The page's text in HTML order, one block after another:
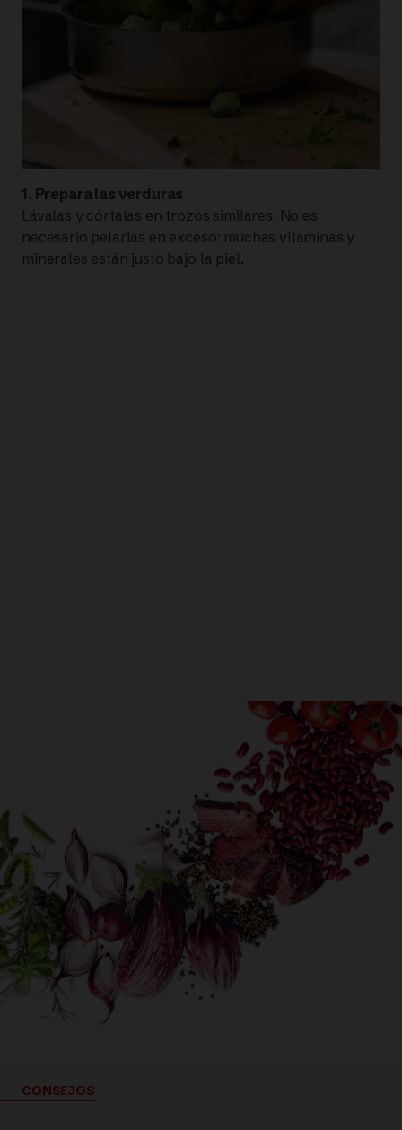
1. Prepara las verduras
Lávalas y córtalas en trozos similares. No es
necesario pelarlas en exceso: muchas vitaminas y
minerales están justo bajo la piel.
CONSEJOS